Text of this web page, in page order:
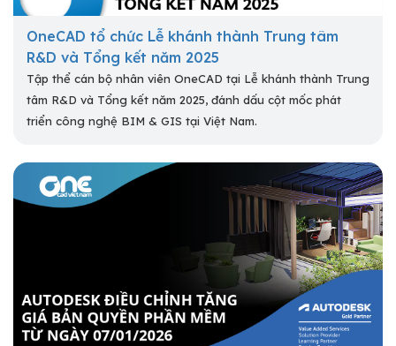
OneCAD tổ chức Lễ khánh thành Trung tâm
R&D và Tổng kết năm 2025
Tập thể cán bộ nhân viên OneCAD tại Lễ khánh thành Trung
tâm R&D và Tổng kết năm 2025, đánh dấu cột mốc phát
triển công nghệ BIM & GIS tại Việt Nam.